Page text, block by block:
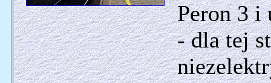
Peron 3 i
- dla tej